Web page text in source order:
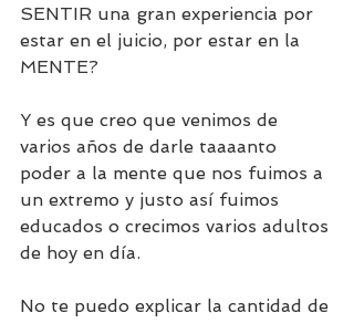
SENTIR una gran experiencia por
estar en el juicio, por estar en la
MENTE?
Y es que creo que venimos de
varios años de darle taaaanto
poder a la mente que nos fuimos a
un extremo y justo así fuimos
educados o crecimos varios adultos
de hoy en día.
No te puedo explicar la cantidad de